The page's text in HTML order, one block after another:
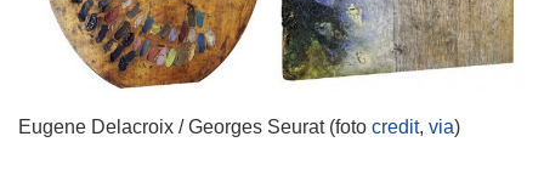
Eugene Delacroix / Georges Seurat (foto credit, via)